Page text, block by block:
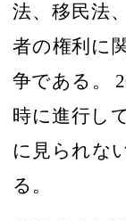
法、移民法
者の権利に
争である 。
時に進行し
に見られな
る。